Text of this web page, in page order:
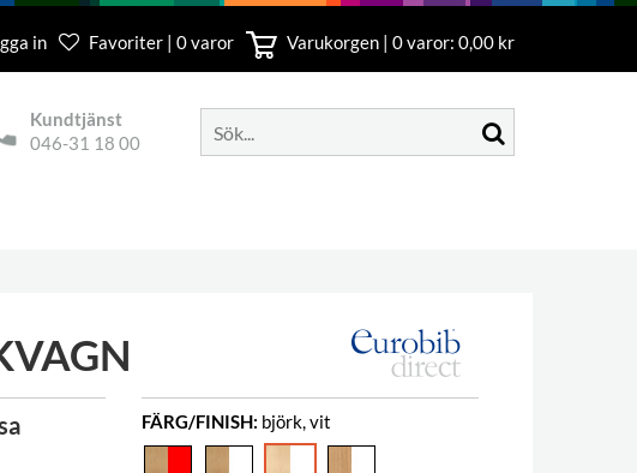
in Favoriter | 0 varor Varukorgen | 0varor: 0,00 kr
Kundtjänst
046-31 18 00
FÄRG/FINISH: björk, vit